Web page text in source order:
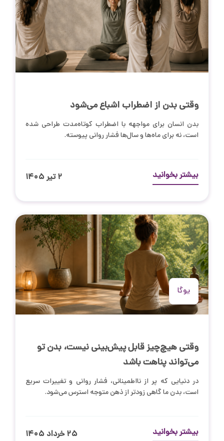
وقتی بدن از اضطراب اشباع می‌شود
بدن انسان برای مواجهه با اضطراب کوتاه‌مدت طراحی شده
است، نه برای ماه‌ها و سال‌ها فشار روانی پیوسته.
بیشتر بخوانید ۲ تیر ۱۴۰۵
یوگا
وقتی هیچ‌چیز قابل پیش‌بینی نیست، بدن تو
می‌تواند پناهت باشد
در دنیایی که پر از نااطمینانی، فشار روانی و تغییرات سریع
است، بدن ما گاهی زودتر از ذهن متوجه استرس می‌شود.
بیشتر بخوانید ۲۵ خرداد ۱۴۰۵